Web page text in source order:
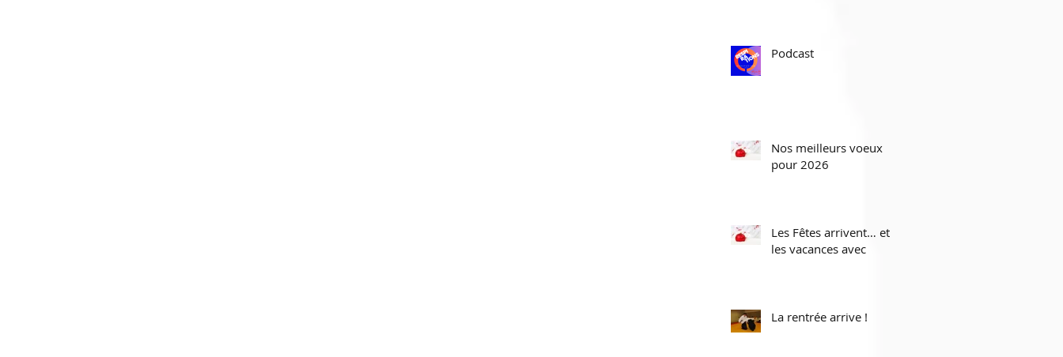
Podcast
Nos meilleurs voeux
pour 2026
Les Fêtes arrivent… et
les vacances avec
La rentrée arrive !